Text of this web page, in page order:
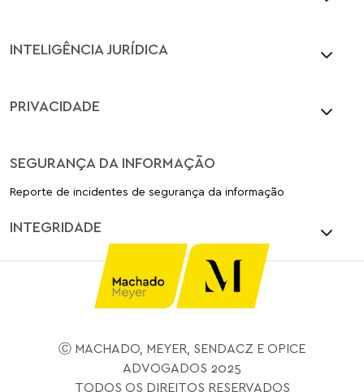
INTELIGÊNCIA JURÍDICA
PRIVACIDADE
SEGURANÇA DA INFORMAÇÃO
Reporte de incidentes de segurança da informação
INTEGRIDADE
Ⓒ MACHADO, MEYER, SENDACZ E OPICE
ADVOGADOS 2025
TODOS OS DIREITOS RESERVADOS